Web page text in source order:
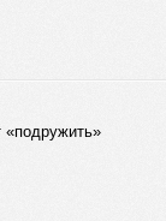
«подружить»